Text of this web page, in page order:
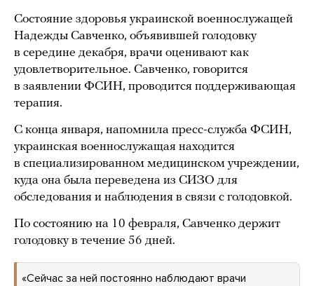
Состояние здоровья украинской военнослужащей
Надежды Савченко, объявившей голодовку
в середине декабря, врачи оценивают как
удовлетворительное. Савченко, говорится
в заявлении ФСИН, проводится поддерживающая
терапия.
С конца января, напомнила пресс-служба ФСИН,
украинская военнослужащая находится
в специализированном медицинском учреждении,
куда она была переведена из СИЗО для
обследования и наблюдения в связи с голодовкой.
По состоянию на 10 февраля, Савченко держит
голодовку в течение 56 дней.
«Сейчас за ней постоянно наблюдают врачи